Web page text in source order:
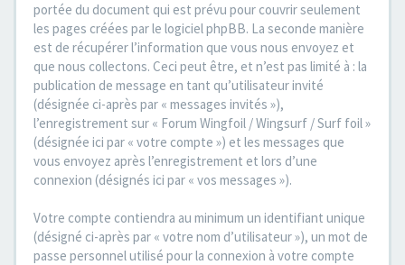
portée du document qui est prévu pour couvrir seulement
les pages créées par le logiciel phpBB. La seconde manière
est de récupérer l’information que vous nous envoyez et
que nous collectons. Ceci peut être, et n’est pas limité à : la
publication de message en tant qu’utilisateur invité
(désignée ci-après par « messages invités »),
l’enregistrement sur « Forum Wingfoil / Wingsurf / Surf foil »
(désignée ici par « votre compte ») et les messages que
vous envoyez après l’enregistrement et lors d’une
connexion (désignés ici par « vos messages »).
Votre compte contiendra au minimum un identifiant unique
(désigné ci-après par « votre nom d’utilisateur »), un mot de
passe personnel utilisé pour la connexion à votre compte